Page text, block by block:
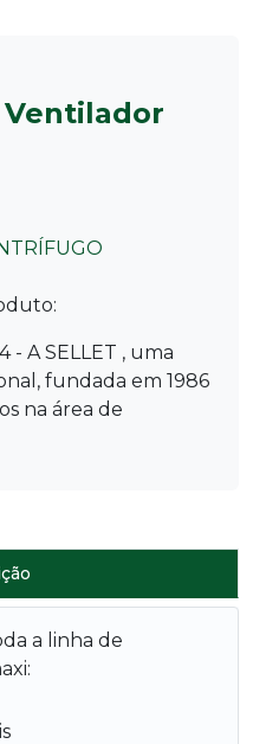
Ventilador
- A SELLET , uma
fundada em 1986
na área de
a linha de